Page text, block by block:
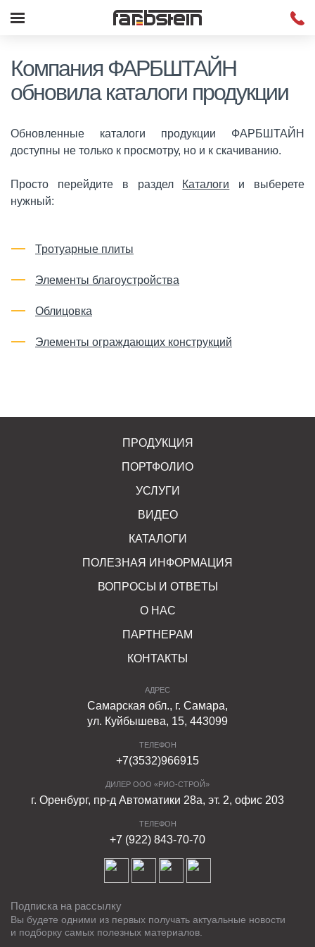
Компания ФАРБШТАЙН
обновила каталоги продукции
Обновленные каталоги продукции ФАРБШТАЙН
доступны не только к просмотру, но и к скачиванию.
Просто перейдите в раздел Каталоги и выберете
нужный:
Тротуарные плиты
Элементы благоустройства
Облицовка
Элементы ограждающих конструкций
ПРОДУКЦИЯ
ПОРТФОЛИО
УСЛУГИ
ВИДЕО
КАТАЛОГИ
ПОЛЕЗНАЯ ИНФОРМАЦИЯ
ВОПРОСЫ И ОТВЕТЫ
О НАС
ПАРТНЕРАМ
КОНТАКТЫ
АДРЕС
Самарская обл., г. Самара,
ул. Куйбышева, 15, 443099
ТЕЛЕФОН
+7(3532)966915
ДИЛЕР ООО «РИО-СТРОЙ»
г. Оренбург, пр-д Автоматики 28а, эт. 2, офис 203
ТЕЛЕФОН
+7 (922) 843-70-70
Подписка на рассылку
Вы будете одними из первых получать актуальные новости
и подборку самых полезных материалов.